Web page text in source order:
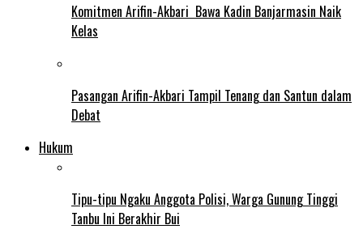
Komitmen Arifin-Akbari Bawa Kadin Banjarmasin Naik
Kelas
Pasangan Arifin-Akbari Tampil Tenang dan Santun dalam
Debat
Hukum
Tipu-tipu Ngaku Anggota Polisi, Warga Gunung Tinggi
Tanbu Ini Berakhir Bui